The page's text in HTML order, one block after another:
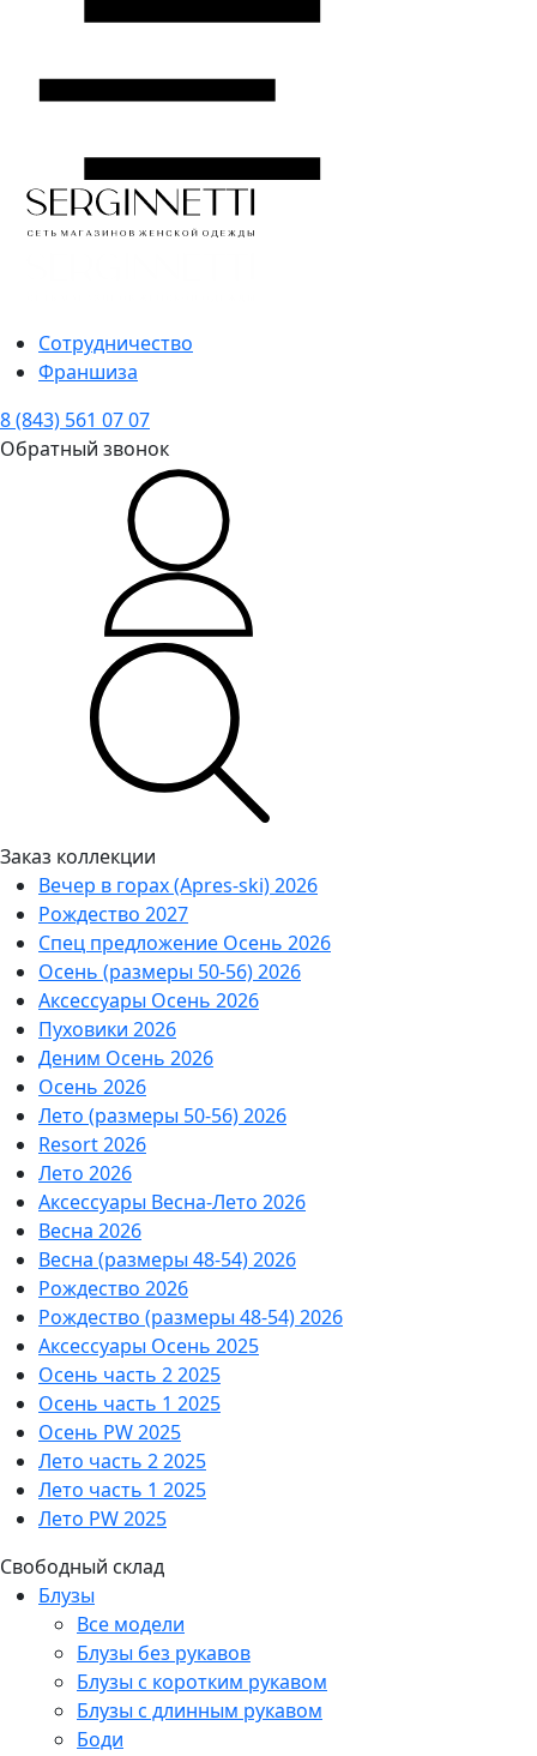
Сотрудничество
Франшиза
8 (843) 561 07 07
Обратный звонок
Заказ коллекции
Вечер в горах (Apres-ski) 2026
Рождество 2027
Спец предложение Осень 2026
Осень (размеры 50-56) 2026
Аксессуары Осень 2026
Пуховики 2026
Деним Осень 2026
Осень 2026
Лето (размеры 50-56) 2026
Resort 2026
Лето 2026
Аксессуары Весна-Лето 2026
Весна 2026
Весна (размеры 48-54) 2026
Рождество 2026
Рождество (размеры 48-54) 2026
Аксессуары Осень 2025
Осень часть 2 2025
Осень часть 1 2025
Осень PW 2025
Лето часть 2 2025
Лето часть 1 2025
Лето PW 2025
Свободный склад
Блузы
Все модели
Блузы без рукавов
Блузы с коротким рукавом
Блузы с длинным рукавом
Боди